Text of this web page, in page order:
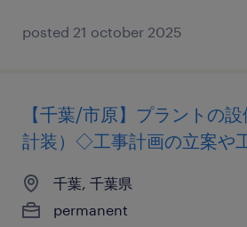
posted 21 october 2025
【千葉/市原】プラントの
計装）◇工事計画の立案や
千葉, 千葉県
permanent